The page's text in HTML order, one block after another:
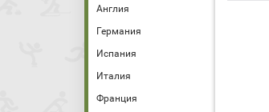
Англия
Германия
Испания
Италия
Франция